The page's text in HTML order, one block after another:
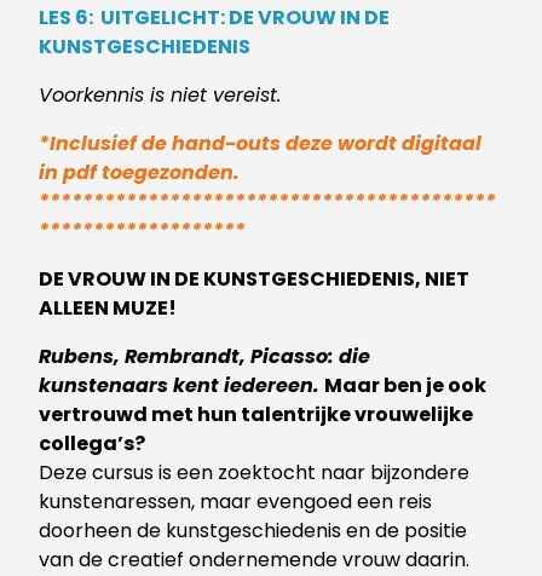
LES 6: UITGELICHT: DE VROUW IN DE
KUNSTGESCHIEDENIS
Voorkennis is niet vereist.
*Inclusief de hand-outs deze wordt digitaal
in pdf toegezonden.
******************************************
*******************
DE VROUW IN DE KUNSTGESCHIEDENIS, NIET
ALLEEN MUZE!
Rubens, Rembrandt, Picasso: die
kunstenaars kent iedereen. Maar ben je ook
vertrouwd met hun talentrijke vrouwelijke
collega’s?
Deze cursus is een zoektocht naar bijzondere
kunstenaressen, maar evengoed een reis
doorheen de kunstgeschiedenis en de positie
van de creatief ondernemende vrouw daarin.